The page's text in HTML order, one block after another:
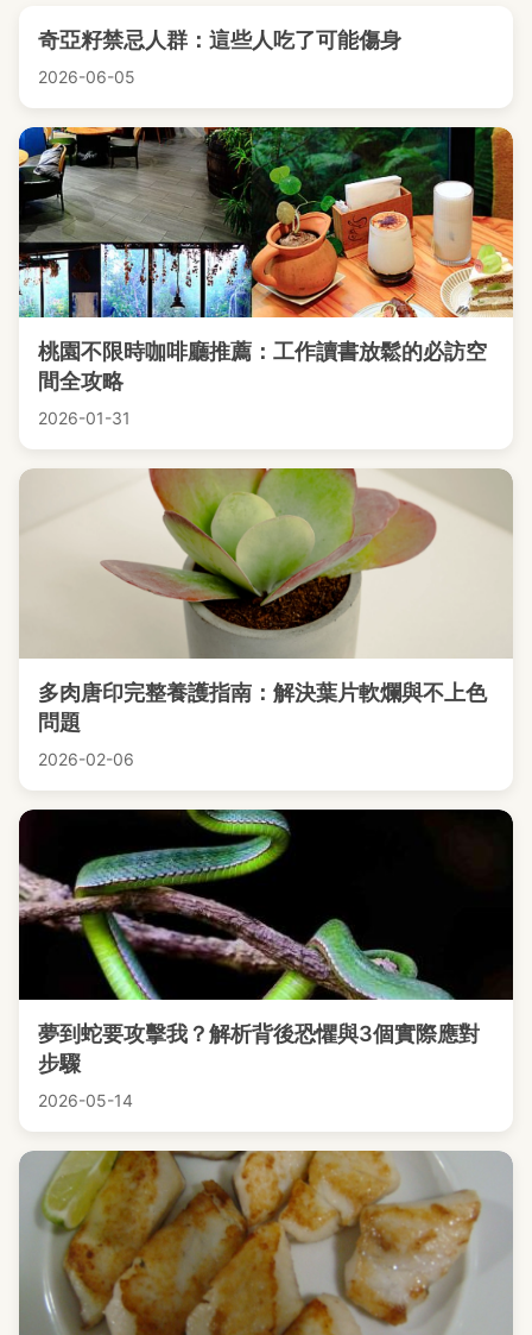
奇亞籽禁忌人群：這些人吃了可能傷身
2026-06-05
桃園不限時咖啡廳推薦：工作讀書放鬆的必訪空
間全攻略
2026-01-31
多肉唐印完整養護指南：解決葉片軟爛與不上色
問題
2026-02-06
夢到蛇要攻擊我？解析背後恐懼與3個實際應對
步驟
2026-05-14